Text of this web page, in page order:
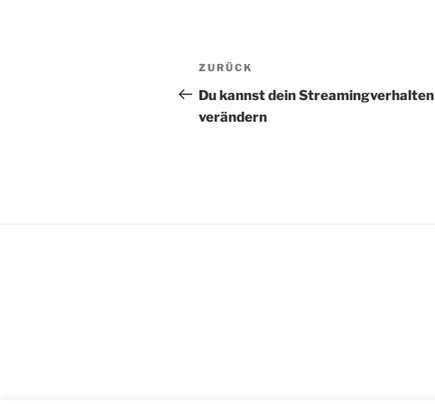
Beitragsnavigation
Vorheriger
Beitrag
ZURÜCK
Du kannst dein Streamingverhalten
verändern